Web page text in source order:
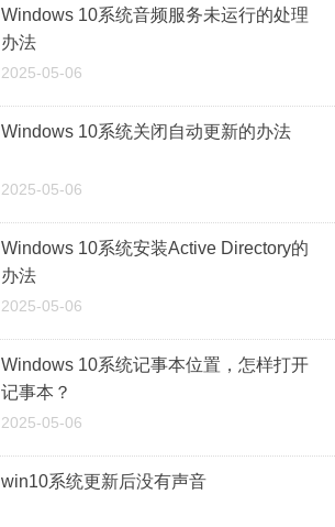
Windows 10系统音频服务未运行的处理
办法
2025-05-06
Windows 10系统关闭自动更新的办法
2025-05-06
Windows 10系统安装Active Directory的
办法
2025-05-06
Windows 10系统记事本位置，怎样打开
记事本？
2025-05-06
win10系统更新后没有声音